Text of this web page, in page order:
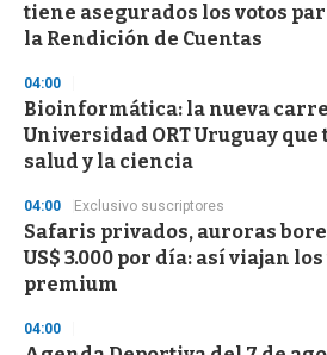
tiene asegurados los votos
la Rendición de Cuentas
04:00
Bioinformática: la nueva
Universidad ORT Uruguay
salud y la ciencia
04:00 Exclusivo suscriptores
Safaris privados, auroras
US$ 3.000 por día: así viajan
premium
04:00